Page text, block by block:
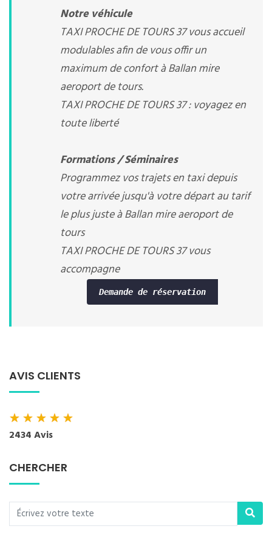
Notre véhicule
TAXI PROCHE DE TOURS 37 vous accueil
modulables afin de vous offir un
maximum de confort à Ballan mire
aeroport de tours.
TAXI PROCHE DE TOURS 37 : voyagez en
toute liberté
Formations / Séminaires
Programmez vos trajets en taxi depuis
votre arrivée jusqu'à votre départ au tarif
le plus juste à Ballan mire aeroport de
tours
TAXI PROCHE DE TOURS 37 vous
accompagne
Demande de réservation
AVIS CLIENTS
★★★★★
2434 Avis
CHERCHER